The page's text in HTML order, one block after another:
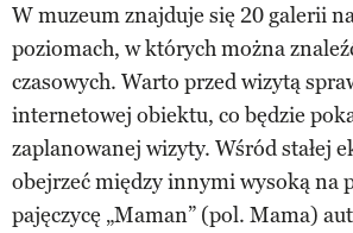
W muzeum znajduje się 20 galerii
poziomach, w których można
czasowych. Warto przed wizytą
internetowej obiektu, co będzie
zaplanowanej wizyty. Wśród stałej
obejrzeć między innymi wysoką na
pajęczycę „Maman” (pol. Mama)